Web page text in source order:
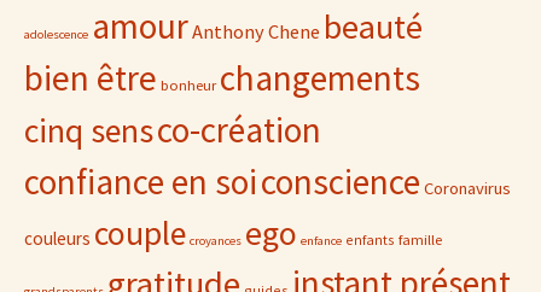
adolescence amourAnthony Chene beauté
bien être bonheur changements
cinq sensco-création
confiance en soiconscience Coronavirus
couleurs couple croyances ego enfance enfants famille